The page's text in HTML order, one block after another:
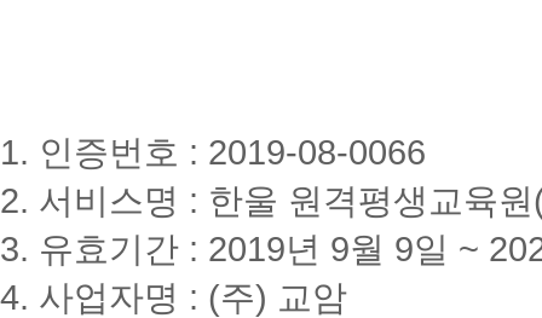
1. 인증번호 : 2019-08-0066
2. 서비스명 : 한울 원격평생교육
3. 유효기간 : 2019년 9월 9일 ~
4. 사업자명 : (주) 교암